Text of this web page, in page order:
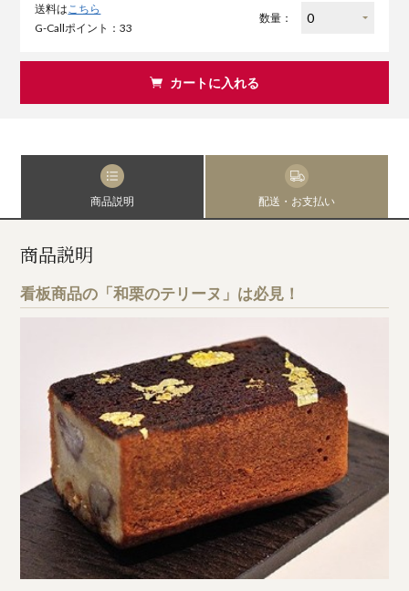
送料は こちら
G-Callポイント：33
数量：
カートに入れる
商品説明 配送・お支払い
商品説明
看板商品の「和栗のテリーヌ」は必見！